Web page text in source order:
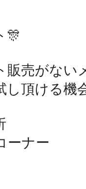
🎊
販売がない
し頂ける機
ーナー